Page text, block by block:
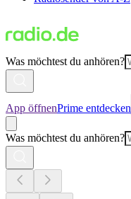
Was möchtest du anhören?
App öffnenPrime entdecken
Was möchtest du anhören?